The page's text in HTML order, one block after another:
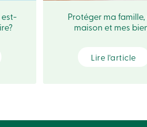
est-
Protéger ma
maison et mes
Lire l'article